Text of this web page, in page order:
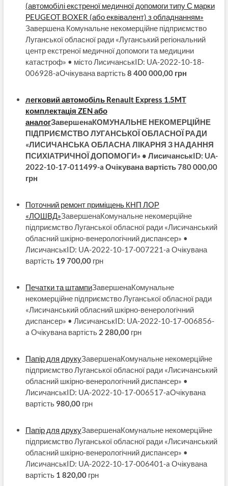
(автомобілі екстреної медичної допомоги типу С марки
PEUGEOT BOXER (або еквівалент) з обладнанням»
Завершена Комунальне некомерційне підприємство
Луганської обласної ради «Луганський регіональний
центр екстреної медичної допомоги та медицини
катастроф» • місто ЛисичанськID: UA-2022-10-18-
006928-aОчікувана вартість8 400 000,00 грн
легковий автомобіль Renault Express 1.5MT
комплектація ZEN або
аналогЗавершенаКОМУНАЛЬНЕ НЕКОМЕРЦІЙНЕ
ПІДПРИЄМСТВО ЛУГАНСЬКОЇ ОБЛАСНОЇ РАДИ
«ЛИСИЧАНСЬКА ОБЛАСНА ЛІКАРНЯ З НАДАННЯ
ПСИХІАТРИЧНОЇ ДОПОМОГИ» • ЛисичанськID: UA-
2022-10-17-011499-a Очікувана вартість 780 000,00
грн
Поточний ремонт приміщень КНП ЛОР
«ЛОШВД»ЗавершенаКомунальне некомерційне
підприємство Луганської обласної ради «Лисичанський
обласний шкірно-венерологічний диспансер» •
ЛисичанськID: UA-2022-10-17-007221-a Очікувана
вартість 19 700,00грн
Печатки та штампиЗавершенаКомунальне
некомерційне підприємство Луганської обласної ради
«Лисичанський обласний шкірно-венерологічний
диспансер» • ЛисичанськID: UA-2022-10-17-006856-
a Очікувана вартість 2 280,00грн
Папір для друкуЗавершенаКомунальне некомерційне
підприємство Луганської обласної ради «Лисичанський
обласний шкірно-венерологічний диспансер» •
ЛисичанськID: UA-2022-10-17-006517-aОчікувана
вартість 980,00грн
Папір для друкуЗавершенаКомунальне некомерційне
підприємство Луганської обласної ради «Лисичанський
обласний шкірно-венерологічний диспансер» •
ЛисичанськID: UA-2022-10-17-006401-a Очікувана
вартість 1 820,00грн